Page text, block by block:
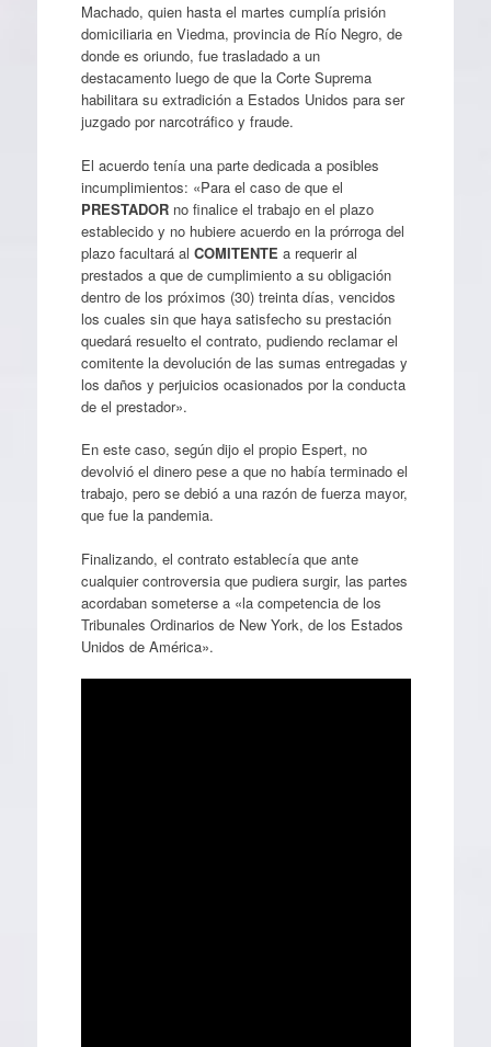
Machado, quien hasta el martes cumplía prisión
domiciliaria en Viedma, provincia de Río Negro, de
donde es oriundo, fue trasladado a un
destacamento luego de que la Corte Suprema
habilitara su extradición a Estados Unidos para ser
juzgado por narcotráfico y fraude.
El acuerdo tenía una parte dedicada a posibles
incumplimientos: «Para el caso de que el
PRESTADORno finalice el trabajo en el plazo
establecido y no hubiere acuerdo en la prórroga del
plazo facultará al COMITENTE a requerir al
prestados a que de cumplimiento a su obligación
dentro de los próximos (30) treinta días, vencidos
los cuales sin que haya satisfecho su prestación
quedará resuelto el contrato, pudiendo reclamar el
comitente la devolución de las sumas entregadas y
los daños y perjuicios ocasionados por la conducta
de el prestador».
En este caso, según dijo el propio Espert, no
devolvió el dinero pese a que no había terminado el
trabajo, pero se debió a una razón de fuerza mayor,
que fue la pandemia.
Finalizando, el contrato establecía que ante
cualquier controversia que pudiera surgir, las partes
acordaban someterse a «la competencia de los
Tribunales Ordinarios de New York, de los Estados
Unidos de América».